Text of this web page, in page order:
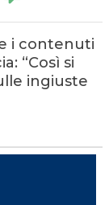
i contenuti
“Così si
ingiuste